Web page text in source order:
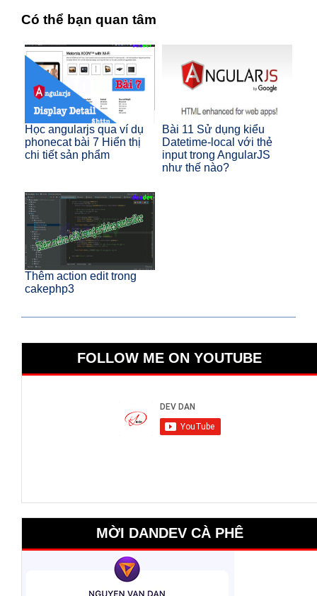
Có thể bạn quan tâm
Học angularjs qua ví dụ
phonecat bài 7 Hiển thị
chi tiết sản phẩm
Bài 11 Sử dụng kiểu
Datetime-local với thẻ
input trong AngularJS
như thế nào?
Thêm action edit trong
cakephp3
FOLLOW ME ON YOUTUBE
MỜI DANDEV CÀ PHÊ